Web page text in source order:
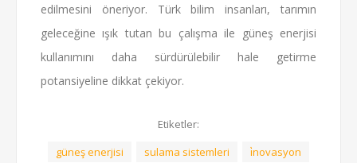
edilmesini öneriyor. Türk bilim insanları, tarımın
geleceğine ışık tutan bu çalışma ile güneş enerjisi
kullanımını daha sürdürülebilir hale getirme
potansiyeline dikkat çekiyor.
Etiketler:
güneş enerjisi
sulama sistemleri
i̇novasyon